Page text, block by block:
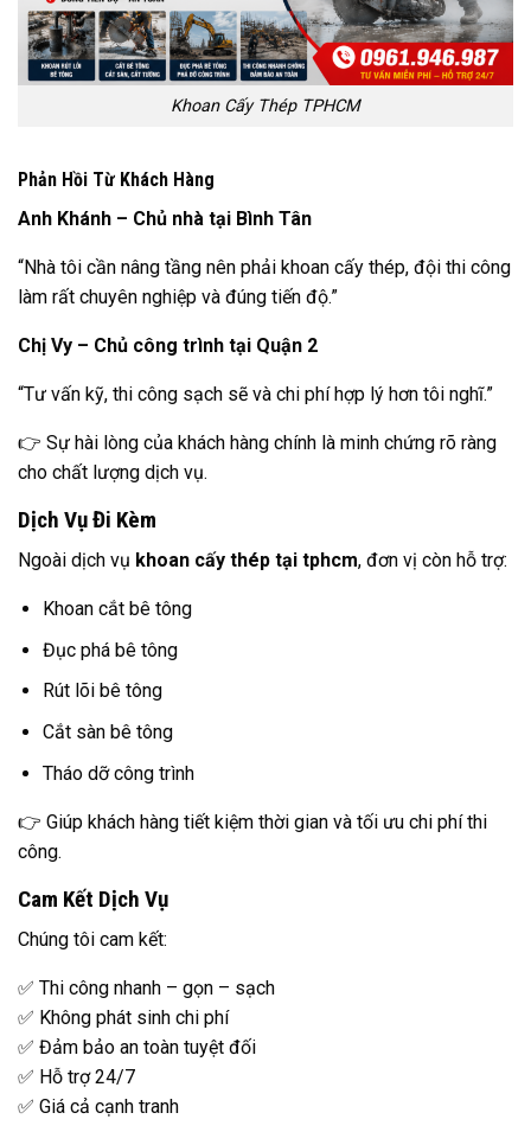
Khoan Cấy Thép TPHCM
Phản Hồi Từ Khách Hàng
Anh Khánh – Chủ nhà tại Bình Tân
“Nhà tôi cần nâng tầng nên phải khoan cấy thép, đội thi công
làm rất chuyên nghiệp và đúng tiến độ.”
Chị Vy – Chủ công trình tại Quận 2
“Tư vấn kỹ, thi công sạch sẽ và chi phí hợp lý hơn tôi nghĩ.”
👉 Sự hài lòng của khách hàng chính là minh chứng rõ ràng
cho chất lượng dịch vụ.
Dịch Vụ Đi Kèm
Ngoài dịch vụ khoan cấy thép tại tphcm, đơn vị còn hỗ trợ:
Khoan cắt bê tông
Đục phá bê tông
Rút lõi bê tông
Cắt sàn bê tông
Tháo dỡ công trình
👉 Giúp khách hàng tiết kiệm thời gian và tối ưu chi phí thi
công.
Cam Kết Dịch Vụ
Chúng tôi cam kết:
✅ Thi công nhanh – gọn – sạch
✅ Không phát sinh chi phí
✅ Đảm bảo an toàn tuyệt đối
✅ Hỗ trợ 24/7
✅ Giá cả cạnh tranh